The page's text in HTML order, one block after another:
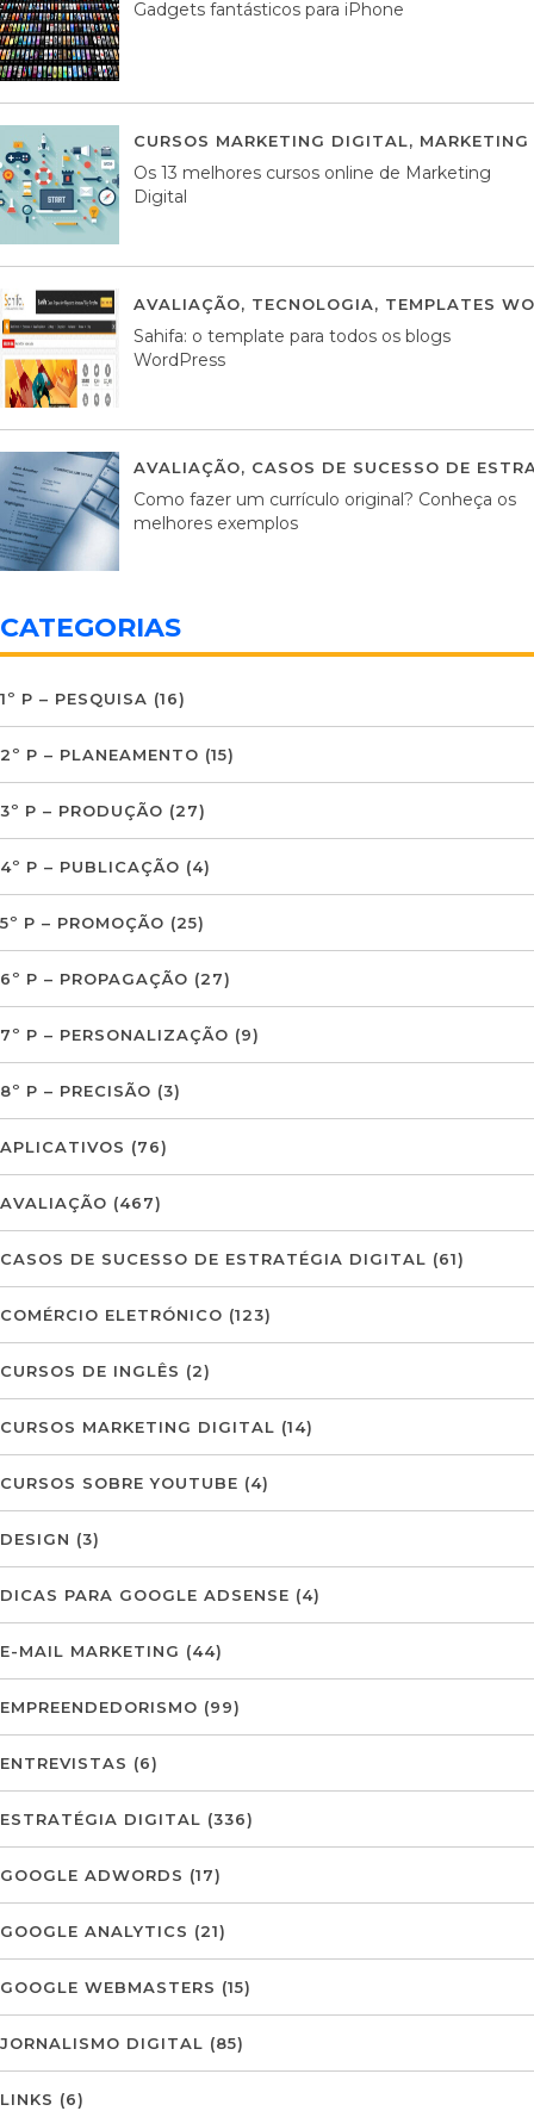
Gadgets fantásticos para iPhone
CURSOS MARKETING DIGITAL,
Os 13 melhores cursos online de Marketing
Digital
AVALIAÇÃO, TECNOLOGIA, TEMPLATES
Sahifa: o template para todos os blogs
WordPress
AVALIAÇÃO, CASOS DE SUCESSO DE
Como fazer um currículo original? Conheça os
melhores exemplos
CATEGORIAS
1º P – PESQUISA (16)
2º P – PLANEAMENTO (15)
3º P – PRODUÇÃO (27)
4º P – PUBLICAÇÃO (4)
5º P – PROMOÇÃO (25)
6º P – PROPAGAÇÃO (27)
7º P – PERSONALIZAÇÃO (9)
8º P – PRECISÃO (3)
APLICATIVOS (76)
AVALIAÇÃO (467)
CASOS DE SUCESSO DE ESTRATÉGIA DIGITAL (61)
COMÉRCIO ELETRÓNICO (123)
CURSOS DE INGLÊS (2)
CURSOS MARKETING DIGITAL (14)
CURSOS SOBRE YOUTUBE (4)
DESIGN (3)
DICAS PARA GOOGLE ADSENSE (4)
E-MAIL MARKETING (44)
EMPREENDEDORISMO (99)
ENTREVISTAS (6)
ESTRATÉGIA DIGITAL (336)
GOOGLE ADWORDS (17)
GOOGLE ANALYTICS (21)
GOOGLE WEBMASTERS (15)
JORNALISMO DIGITAL (85)
LINKS (6)